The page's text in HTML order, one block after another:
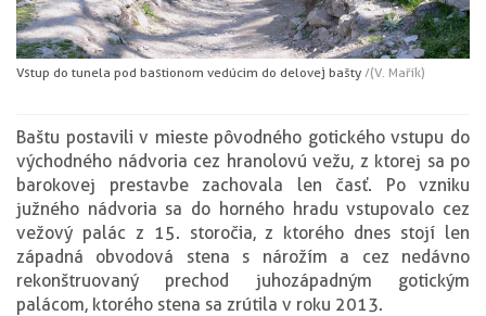
Vstup do tunela pod bastionom vedúcim do delovej bašty /(V. Mařík)
Baštu postavili v mieste pôvodného gotického vstupu do
východného nádvoria cez hranolovú vežu, z ktorej sa po
barokovej prestavbe zachovala len časť. Po vzniku
južného nádvoria sa do horného hradu vstupovalo cez
vežový palác z 15. storočia, z ktorého dnes stojí len
západná obvodová stena s nárožím a cez nedávno
rekonštruovaný prechod juhozápadným gotickým
palácom, ktorého stena sa zrútila v roku 2013.